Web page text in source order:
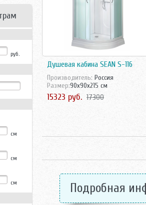
руб.
см
см
см
Душевая кабина SEAN S-116
Производитель: Росcия
Размер:90x90x215 см
15323 руб. 17300
Подробная